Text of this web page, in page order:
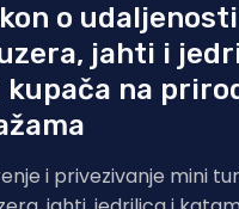
o udaljenosti
jahti i
kupača na
i privezivanje mini